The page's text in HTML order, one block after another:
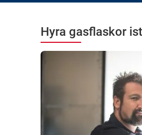
Hyra gasflaskor